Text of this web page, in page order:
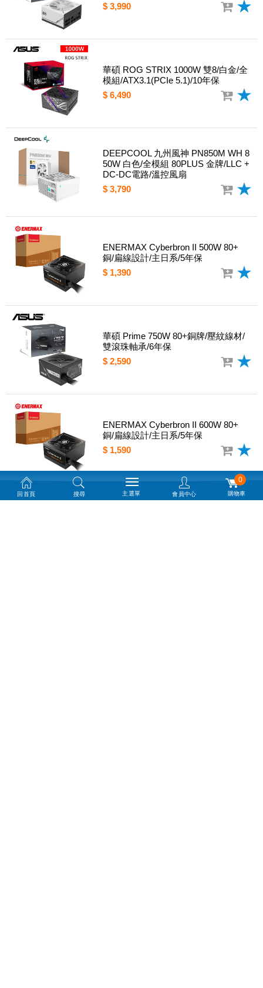
$ 3,990
華碩 ROG STRIX 1000W 雙8/白金/全
模組/ATX3.1(PCIe 5.1)/10年保
$ 6,490
DEEPCOOL 九州風神 PN850M WH 8
50W 白色/全模組 80PLUS 金牌/LLC +
DC-DC電路/溫控風扇
$ 3,790
ENERMAX Cyberbron II 500W 80+
銅/扁線設計/主日系/5年保
$ 1,390
華碩 Prime 750W 80+銅牌/壓紋線材/
雙滾珠軸承/6年保
$ 2,590
ENERMAX Cyberbron II 600W 80+
銅/扁線設計/主日系/5年保
$ 1,590
回首頁 搜尋 主選單 會員中心
0
購物車